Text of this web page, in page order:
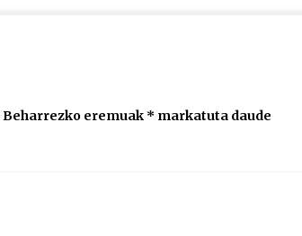
Beharrezko eremuak * markatuta daude